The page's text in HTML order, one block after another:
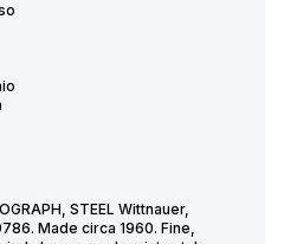
STEEL Wittnauer,
Made circa 1960. Fine,